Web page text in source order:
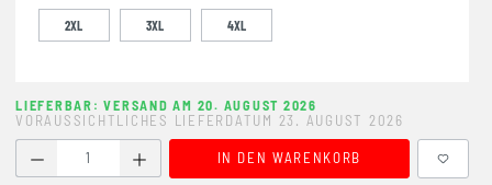
2XL 3XL 4XL
LIEFERBAR: VERSAND AM 20. AUGUST 2026
VORAUSSICHTLICHES LIEFERDATUM 23. AUGUST 2026
Produkt Anzahl: Gib den gewünschten Wert ein oder
IN DEN WARENKORB